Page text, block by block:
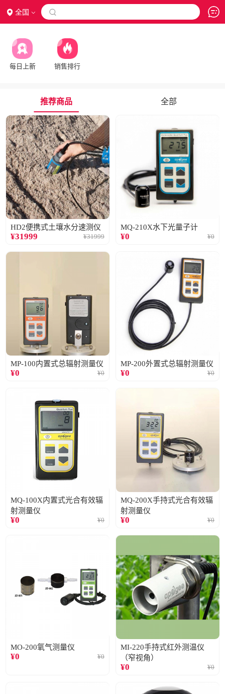
全国 
每日上新 销售排行
推荐商品 全部
HD2便携式土壤水分速测仪
¥31999 ¥31999
MQ-210X水下光量子计
¥0 ¥0
MP-100内置式总辐射测量仪
¥0 ¥0
MP-200外置式总辐射测量仪
¥0 ¥0
MQ-100X内置式光合有效辐
射测量仪
¥0 ¥0
MQ-200X手持式光合有效辐
射测量仪
¥0 ¥0
MO-200氧气测量仪
¥0 ¥0
MI-220手持式红外测温仪
（窄视角）
¥0 ¥0